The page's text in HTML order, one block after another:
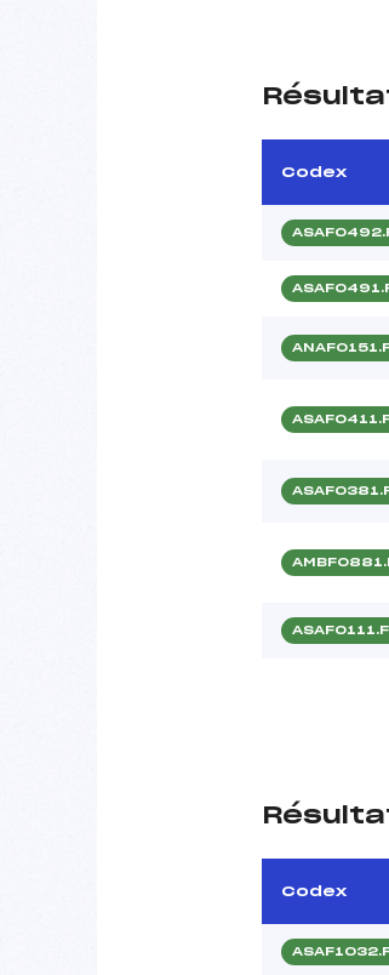
Codex
Codex